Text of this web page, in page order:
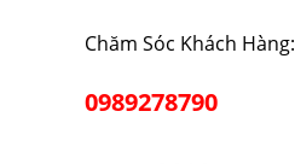
Chăm Sóc Khách Hàng:
0989278790